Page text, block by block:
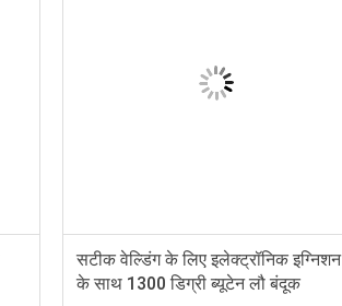
सटीक वेल्डिंग के लिए इलेक्ट्रॉनिक इग्निशन
के साथ 1300 डिग्री ब्यूटेन लौ बंदूक